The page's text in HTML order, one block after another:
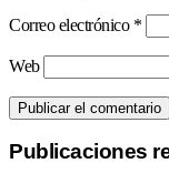
Correo electrónico *
Web
Publicaciones